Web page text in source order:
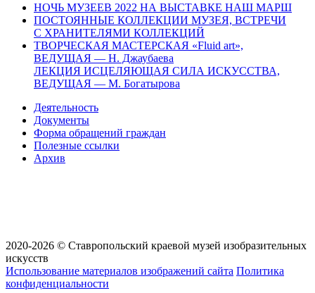
НОЧЬ МУЗЕЕВ 2022 НА ВЫСТАВКЕ НАШ МАРШ
ПОСТОЯННЫЕ КОЛЛЕКЦИИ МУЗЕЯ, ВСТРЕЧИ
С ХРАНИТЕЛЯМИ КОЛЛЕКЦИЙ
ТВОРЧЕСКАЯ МАСТЕРСКАЯ «Fluid art»,
ВЕДУЩАЯ — Н. Джаубаева
ЛЕКЦИЯ ИСЦЕЛЯЮЩАЯ СИЛА ИСКУССТВА,
ВЕДУЩАЯ — М. Богатырова
Деятельность
Документы
Форма обращений граждан
Полезные ссылки
Архив
2020-2026 © Ставропольский краевой музей изобразительных
искусств
Использование материалов изображений сайта Политика
конфиденциальности